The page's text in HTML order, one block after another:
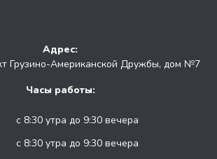
Адрес:
Грузино-Американской Дружбы, дом №7
Часы работы:
с 8:30 утра до 9:30 вечера
с 8:30 утра до 9:30 вечера